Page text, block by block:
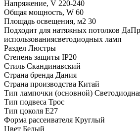
Напряжение, V 220-240
Общая мощность, W 60
Площадь освещения, м2 30
Подходит для натяжных потолков
использованиясветодиодных ламп
Раздел Люстры
Степень защиты IP20
Стиль Скандинавский
Страна бренда Дания
Страна производства Китай
Тип лампочки (основной)
Тип подвеса Трос
Тип цоколя E27
Форма рассеивателя Круглый
Цвет Белый